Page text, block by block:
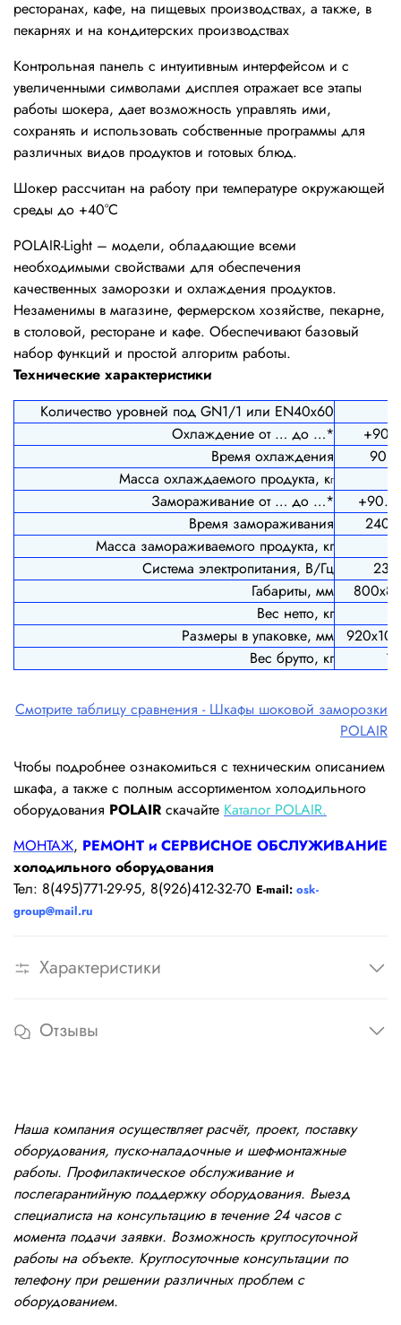
ресторанах, кафе, на пищевых производствах, а также, в
пекарнях и на кондитерских производствах
Контрольная панель с интуитивным интерфейсом и с
увеличенными символами дисплея отражает все этапы
работы шокера, дает возможность управлять ими,
сохранять и использовать собственные программы для
различных видов продуктов и готовых блюд.
Шокер рассчитан на работу при температуре окружающей
среды до +40°С
POLAIR-Light – модели, обладающие всеми
необходимыми свойствами для обеспечения
качественных заморозки и охлаждения продуктов.
Незаменимы в магазине, фермерском хозяйстве, пекарне,
в столовой, ресторане и кафе. Обеспечивают базовый
набор функций и простой алгоритм работы.
Технические характеристики
Количество уровней под GN1/1 или EN40x60
Охлаждение от … до …*
Время охлаждения
90
Масса охлаждаемого продукта, кг
Замораживание от … до …*
+90...
Время замораживания
240
Масса замораживаемого продукта, кг
Система электропитания, В/Гц
Габариты, мм
Вес нетто, кг
Размеры в упаковке, мм
Вес брутто, кг
Смотрите таблицу сравнения - Шкафы шоковой заморозки
POLAIR
Чтобы подробнее ознакомиться с техническим описанием
шкафа, а также с полным ассортиментом холодильного
оборудования POLAIR скачайте Каталог POLAIR.
МОНТАЖ, РЕМОНТ и СЕРВИСНОЕ ОБСЛУЖИВАНИЕ
холодильного оборудования
Тел: 8(495)771-29-95, 8(926)412-32-70 E-mail: osk-
group@mail.ru
Характеристики
Отзывы
Наша компания осуществляет расчёт, проект, поставку
оборудования, пуско-наладочные и шеф-монтажные
работы. Профилактическое обслуживание и
послегарантийную поддержку оборудования. Выезд
специалиста на консультацию в течение 24 часов с
момента подачи заявки. Возможность круглосуточной
работы на объекте. Круглосуточные консультации по
телефону при решении различных проблем с
оборудованием.